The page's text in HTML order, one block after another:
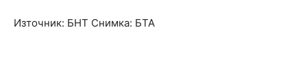
Източник: БНТ Снимка: БТА